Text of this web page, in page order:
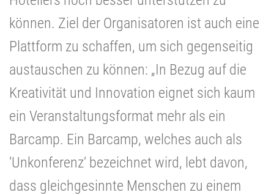
können. Ziel der Organisatoren ist auch eine
Plattform zu schaffen, um sich gegenseitig
austauschen zu können: „In Bezug auf die
Kreativität und Innovation eignet sich kaum
ein Veranstaltungsformat mehr als ein
Barcamp. Ein Barcamp, welches auch als
‘Unkonferenz‘ bezeichnet wird, lebt davon,
dass gleichgesinnte Menschen zu einem